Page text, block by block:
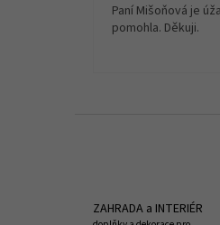
Paní Mišoňová je
pomohla. Děkuji.
ZAHRADA a INTERIÉR